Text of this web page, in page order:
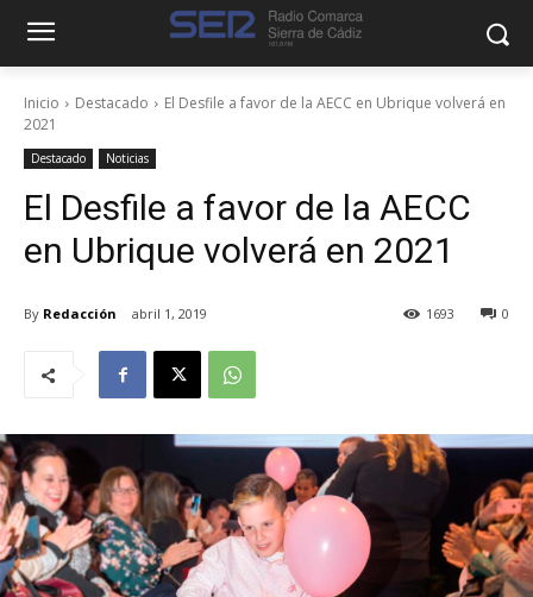
Inicio Destacado
El Desfile a favor de la AECC en Ubrique volverá en
2021
Destacado Noticias
El Desfile a favor de la AECC
en Ubrique volverá en 2021
By Redacción abril 1, 2019 0
1693